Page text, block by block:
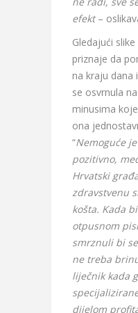
efekt–
Gledajući
priznaje da
na kraju dana
se osvrnula
minusima
ona
“Nemoguće
pozitivno,
Hrvatski
zdravstvenu
košta. Kada
otpusnom
smrznuli bi
ne treba
liječnik kada
dijelom